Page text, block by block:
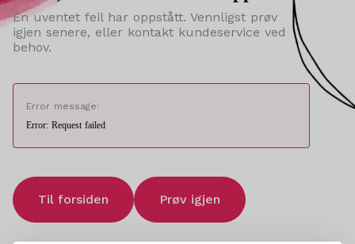
En uventet feil har oppstått. Vennligst prøv
igjen senere, eller kontakt kundeservice ved
behov.
Error message:
Error: Request failed
Til forsiden Prøv igjen